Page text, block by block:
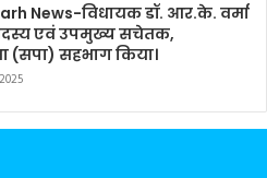
News-विधायक डॉ. आर.के. वर्मा
एवं उपमुख्य सचेतक,
(सपा) सहभाग किया।